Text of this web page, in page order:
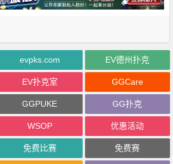
evpks.com EV德州扑克
EV扑克室 GGCare
GGPUKE GG扑克
WSOP 优惠活动
免费比赛 免费赛